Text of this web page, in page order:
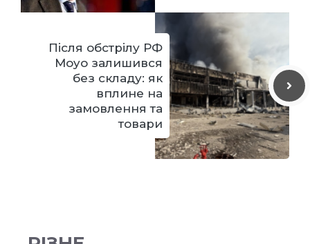
Після обстрілу РФ
Moyo залишився
без складу: як
вплине на
замовлення та
товари